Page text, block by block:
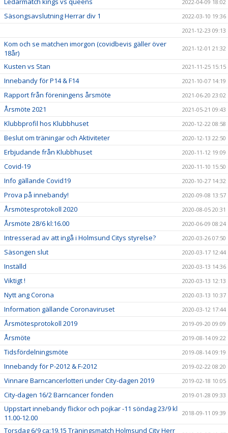
2022-04-09 18:02
Säsongsavslutning Herrar div 1
2022-03-10 19:36
2021-12-23 09:13
Kom och se matchen imorgon (covidbevis gäller över
18år)
2021-12-01 21:32
Kusten vs Stan 2021-11-25 15:15
Innebandy för P14 & F14 2021-10-07 14:19
Rapport från föreningens årsmöte 2021-06-20 23:02
Årsmöte 2021 2021-05-21 09:43
Klubbprofil hos Klubbhuset 2020-12-22 08:58
Beslut om träningar och Aktiviteter 2020-12-13 22:50
Erbjudande från Klubbhuset 2020-11-12 19:09
Covid-19 2020-11-10 15:50
Info gällande Covid19 2020-10-27 14:32
Prova på innebandy! 2020-09-08 13:57
Årsmötesprotokoll 2020 2020-08-05 20:31
Årsmöte 28/6 kl:16.00 2020-06-09 08:24
Intresserad av att ingå i Holmsund Citys styrelse? 2020-03-26 07:50
Säsongen slut 2020-03-17 12:44
Inställd 2020-03-13 14:36
Viktigt ! 2020-03-13 12:13
Nytt ang Corona 2020-03-13 10:37
Information gällande Coronaviruset 2020-03-12 17:44
Årsmötesprotokoll 2019 2019-09-20 09:09
Årsmöte 2019-08-14 09:22
Tidsfördelningsmöte 2019-08-14 09:19
Innebandy för P-2012 & F-2012 2019-02-22 08:20
Vinnare Barncancerlotteri under City-dagen 2019 2019-02-18 10:05
City-dagen 16/2 Barncancer fonden 2019-01-28 09:33
Uppstart innebandy flickor och pojkar -11 söndag 23/9 kl
11.00-12.00
2018-09-11 09:39
Torsdag 6/9 ca:19.15 Träningsmatch Holmsund City Herr